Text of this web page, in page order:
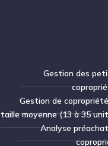
Gestion des
Gestion de
taille moyenne (13 à 35
Analyse